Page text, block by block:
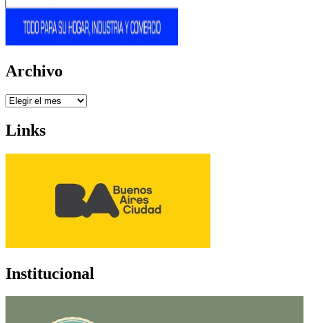
Archivo
Archivo
Links
Institucional